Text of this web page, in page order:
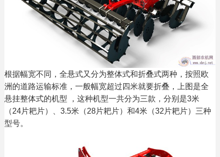
根据幅宽不同，全悬式又分为整体式和折叠式两种，按照欧
洲的道路运输标准，一般幅宽超过四米就要折叠，上图是全
悬挂整体式的机型 ，这种机型一共分为三款，分别是3米
（24片耙片）、3.5米（28片耙片）和4米（32片耙片）三种
型号。